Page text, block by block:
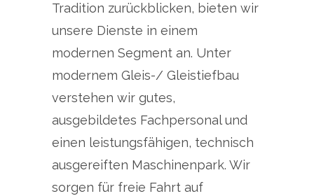
Tradition zurückblicken, bieten wir
unsere Dienste in einem
modernen Segment an. Unter
modernem Gleis-/ Gleistiefbau
verstehen wir gutes,
ausgebildetes Fachpersonal und
einen leistungsfähigen, technisch
ausgereiften Maschinenpark. Wir
sorgen für freie Fahrt auf